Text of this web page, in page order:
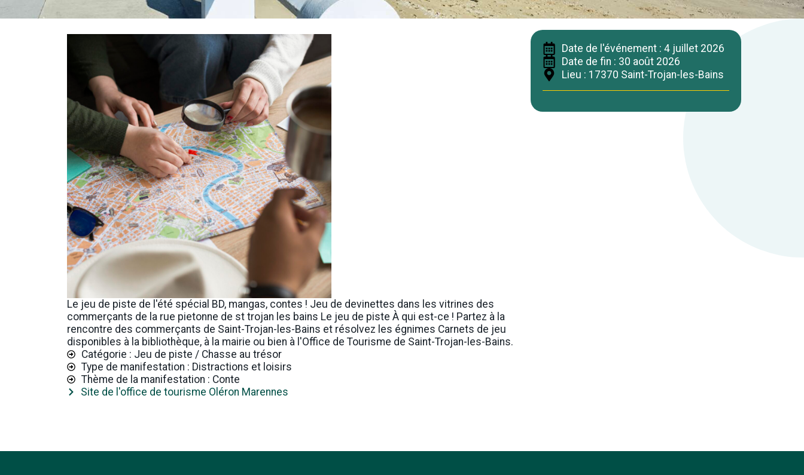
Le jeu de piste de l'été spécial BD, mangas, contes ! Jeu de devinettes dans les vitrines des
commerçants de la rue pietonne de st trojan les bains Le jeu de piste À qui est-ce ! Partez à la
rencontre des commerçants de Saint-Trojan-les-Bains et résolvez les égnimes Carnets de jeu
disponibles à la bibliothèque, à la mairie ou bien à l'Office de Tourisme de Saint-Trojan-les-Bains.
Catégorie : Jeu de piste / Chasse au trésor
Type de manifestation : Distractions et loisirs
Thème de la manifestation : Conte
Site de l'office de tourisme Oléron Marennes
Date de l'événement : 4 juillet 2026
Date de fin : 30 août 2026
Lieu : 17370 Saint-Trojan-les-Bains